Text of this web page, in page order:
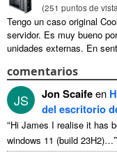
(251 puntos de vista
Tengo un caso original
servidor. Es muy bueno
unidades externas. En
comentarios
JS Jon Scaifeen
del escritorio
“Hi James I realise it has
windows 11 (build 23H2)…”